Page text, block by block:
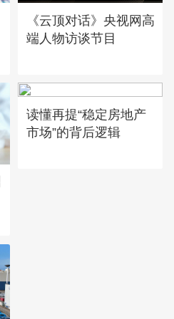
《云顶对话》央视网高
端人物访谈节目
读懂再提“稳定房地产
市场”的背后逻辑